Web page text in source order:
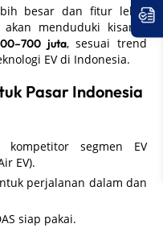
besar dan fitur lebih
akan menduduki kisaran
juta, sesuai trend
EV di Indonesia.
Pasar Indonesia
segmen EV
EV).
perjalanan dalam dan
siap pakai.